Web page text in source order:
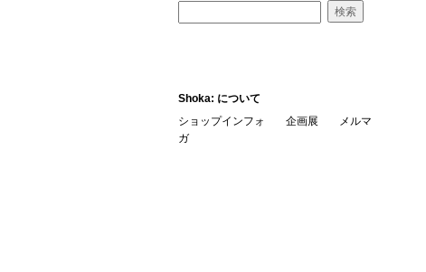
Shoka: について
ショップインフォ
企画展
メルマ
ガ